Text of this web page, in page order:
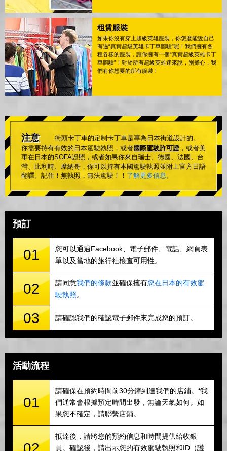
租賃服裝
如果你沒有穿上超級英雄服裝，你怎麼能說自己
有過“真實超級英雄卡丁車體驗”呢！我們擁有各
種各樣的服裝，讓你擁有一個“真實超級英雄卡丁
車體驗”！對於所有超級英雄迷來說，別擔心，我
們有你想要的所有服裝！
注意
街頭卡丁車的定制卡丁車是專為日本街道設計的。
你需要持有有效的日本駕駛執照，或者國際駕駛許可證 ，或者美
軍在日本的SOFA證照，或者如果你來自瑞士、德國、法國、台
灣、比利時、摩納哥，你可以持有本國駕駛執照並附上官方日語
翻譯。記住！無執照，無法駕駛！！ 了解更多信息。
預訂
01
您可以通過Facebook、電子郵件、電話、網頁表
單以及當地的旅行社檢查可用性。
02 請同意我們的條款並確保擁有您在日本的有效駕
駛執照。
03 請確認我們的確認電子郵件來完成您的預訂。
活動流程
01
請確保在預約時間前30分鐘到達我們的店鋪。*我
們通常會根據預定時間出發，無論天氣如何。如
果您不確定，請聯繫店鋪。
抵達後，請將您的預約信息和時間提供給收銀
員。確認後，請出示您的有效駕駛執照和ID（護